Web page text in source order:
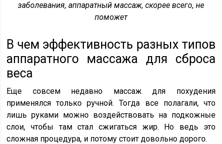
заболевания, аппаратный массаж, скорее всего, не
поможет
В чем эффективность разных типов
аппаратного массажа для сброса
веса
Еще совсем недавно массаж для похудения
применялся только ручной. Тогда все полагали, что
лишь руками можно воздействовать на подкожные
слои, чтобы там стал сжигаться жир. Но ведь это
сложная процедура, и потому стоит довольно дорого.